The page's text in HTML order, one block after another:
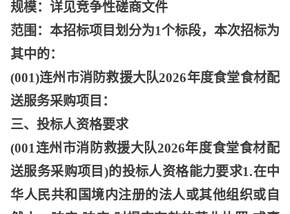
规模：详见竞争性磋商文件
范围：本招标项目划分为1个标段，本次招标为
其中的：
(001)连州市消防救援大队2026年度食堂食材配
送服务采购项目：
三、投标人资格要求
(001连州市消防救援大队2026年度食堂食材配
送服务采购项目)的投标人资格能力要求1.在中
华人民共和国境内注册的法人或其他组织或自